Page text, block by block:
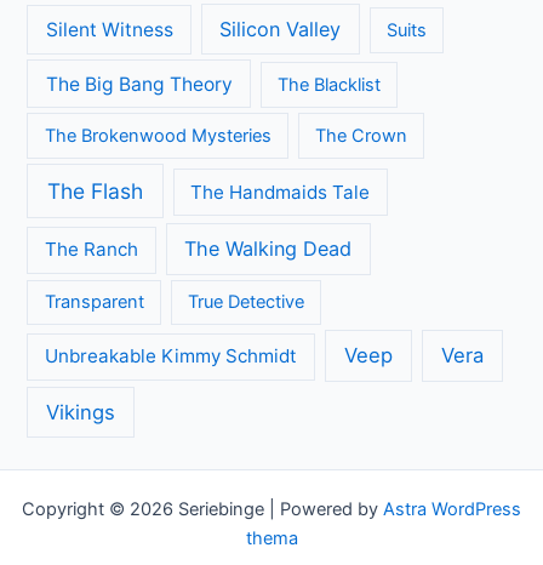
Silent Witness Silicon Valley Suits
The Big Bang Theory The Blacklist
The Brokenwood Mysteries The Crown
The Flash The Handmaids Tale
The Ranch The Walking Dead
Transparent True Detective
Unbreakable Kimmy Schmidt Veep Vera
Vikings
Copyright © 2026 Seriebinge | Powered by Astra WordPress
thema